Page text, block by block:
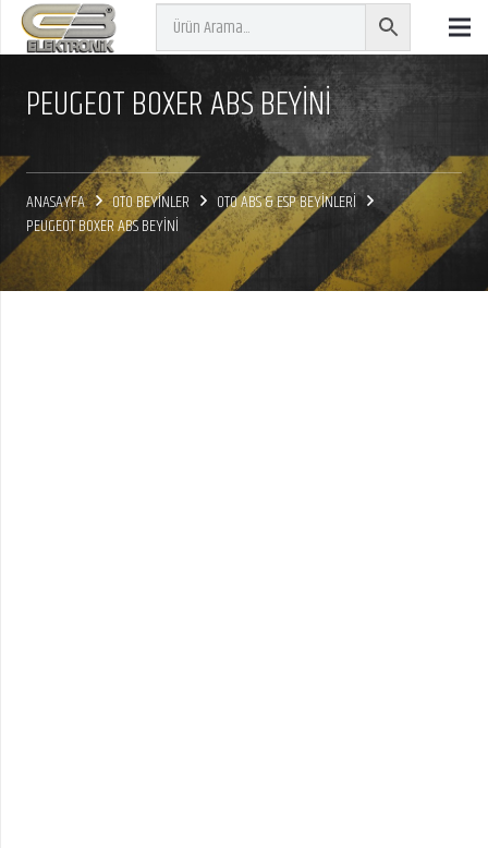
PEUGEOT BOXER ABS BEYİNİ
ANASAYFA OTO BEYİNLER
OTO ABS & ESP BEYİNLERİ
PEUGEOT BOXER ABS BEYİNİ